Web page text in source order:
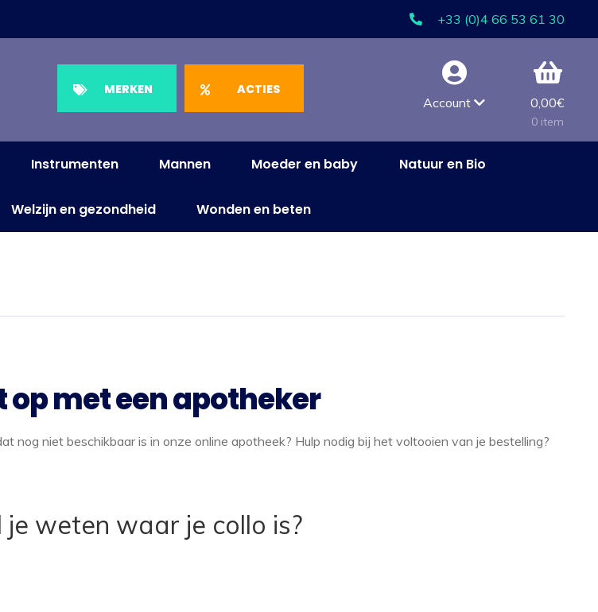
+33 (0)4 66 53 61 30
MERKEN
ACTIES
Account
0,00€
0 item
Instrumenten Mannen Moeder en baby Natuur en Bio
Welzijn en gezondheid Wonden en beten
op met een apotheker
nog niet beschikbaar is in onze online apotheek? Hulp nodig bij het voltooien van je bestelling?
weten waar je collo is?